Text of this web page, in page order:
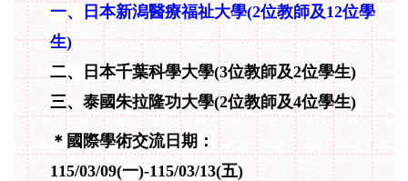
一、日本新潟醫療福祉大學(2位教師及12位學
生)
二、日本千葉科學大學(3位教師及2位學生)
三、泰國朱拉隆功大學(2位教師及4位學生)
＊國際學術交流日期：
115/03/09(一)-115/03/13(五)